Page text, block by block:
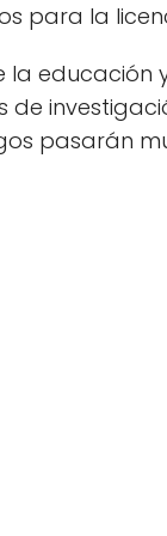
para la
la educación
de
pasarán